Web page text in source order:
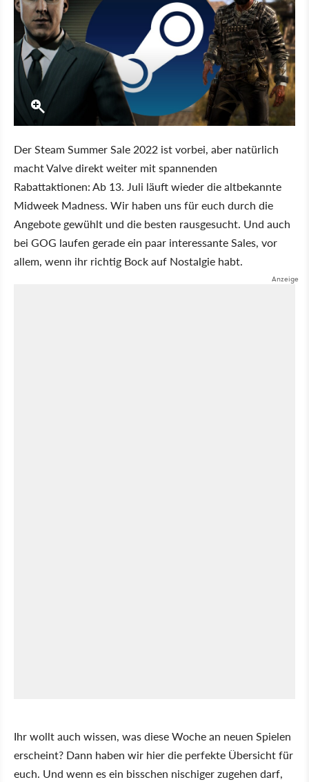
Der Steam Summer Sale 2022 ist vorbei, aber natürlich
macht Valve direkt weiter mit spannenden
Rabattaktionen: Ab 13. Juli läuft wieder die altbekannte
Midweek Madness. Wir haben uns für euch durch die
Angebote gewühlt und die besten rausgesucht. Und auch
bei GOG laufen gerade ein paar interessante Sales, vor
allem, wenn ihr richtig Bock auf Nostalgie habt.
Ihr wollt auch wissen, was diese Woche an neuen Spielen
erscheint? Dann haben wir hier die perfekte Übersicht für
euch. Und wenn es ein bisschen nischiger zugehen darf,